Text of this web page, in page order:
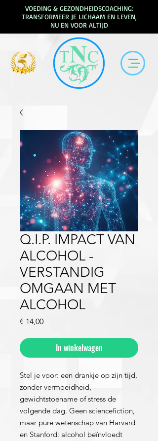
VOEDING & GEZONDHEIDSCOACHING:
TRANSFORMEER JE LICHAAM EN LEVEN,
NU EN VOOR ALTIJD
Q.I.P. IMPACT VAN
ALCOHOL -
VERSTANDIG
OMGAAN MET
ALCOHOL
€ 14,00Prijs
In winkelwagen
Stel je voor: een drankje op zijn tijd,
zonder vermoeidheid,
gewichtstoename of stress de
volgende dag. Geen sciencefiction,
maar pure wetenschap van Harvard
en Stanford: alcohol beïnvloedt